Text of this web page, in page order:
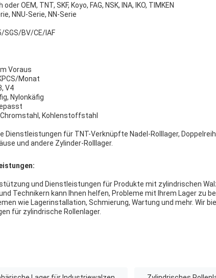
OEM, TNT, SKF, Koyo, FAG, NSK, INA, IKO, TIMKEN
NNU-Serie, NN-Serie
SGS/BV/CE/IAF
Voraus
Monat
V4
Nylonkäfig
Chromstahl, Kohlenstoffstahl
Dienstleistungen für TNT-Verknüpfte Nadel-Rolllager,
und andere Zylinder-Rolllager.
und Dienstleistungen für Produkte mit zylindrischen
Technikern kann Ihnen helfen, Probleme mit Ihrem Lager zu
wie Lagerinstallation, Schmierung, Wartung und mehr. Wir
für zylindrische Rollenlager.